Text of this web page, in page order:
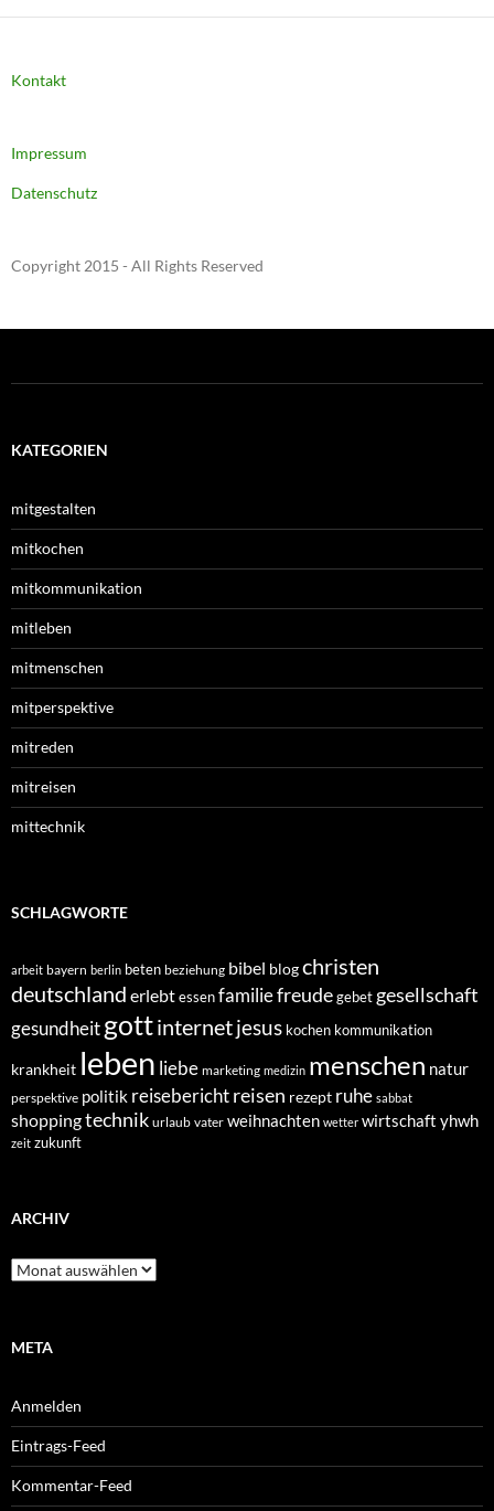
Kontakt
Impressum
Datenschutz
Copyright 2015 - All Rights Reserved
KATEGORIEN
mitgestalten
mitkochen
mitkommunikation
mitleben
mitmenschen
mitperspektive
mitreden
mitreisen
mittechnik
SCHLAGWORTE
arbeit bayern berlin beten beziehung bibel blogchristen
deutschland erlebtessenfamiliefreudegebet gesellschaft
gesundheitgottinternetjesus kochen kommunikation
krankheit leben liebe marketing medizin menschen natur
perspektive politik reiseberichtreisen rezept ruhe sabbat
shoppingtechnik urlaub vater weihnachten wetter wirtschaft yhwh
zeit zukunft
ARCHIV
Archiv
META
Anmelden
Eintrags-Feed
Kommentar-Feed